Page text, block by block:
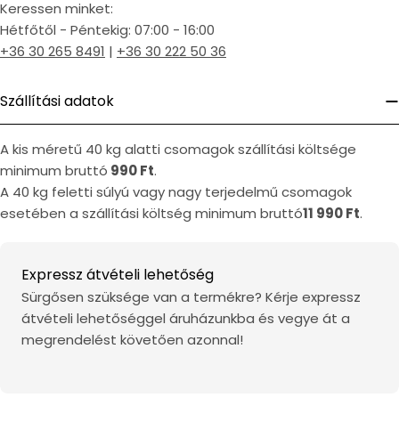
Keressen minket:
Hétfőtől - Péntekig: 07:00 - 16:00
+36 30 265 8491 | +36 30 222 50 36
Szállítási adatok
A kis méretű 40 kg alatti csomagok szállítási költsége
minimum bruttó 990 Ft.
A 40 kg feletti súlyú vagy nagy terjedelmű csomagok
esetében a szállítási költség minimum bruttó11 990 Ft.
Expressz átvételi lehetőség
Sürgősen szüksége van a termékre? Kérje expressz
átvételi lehetőséggel áruházunkba és vegye át a
megrendelést követően azonnal!